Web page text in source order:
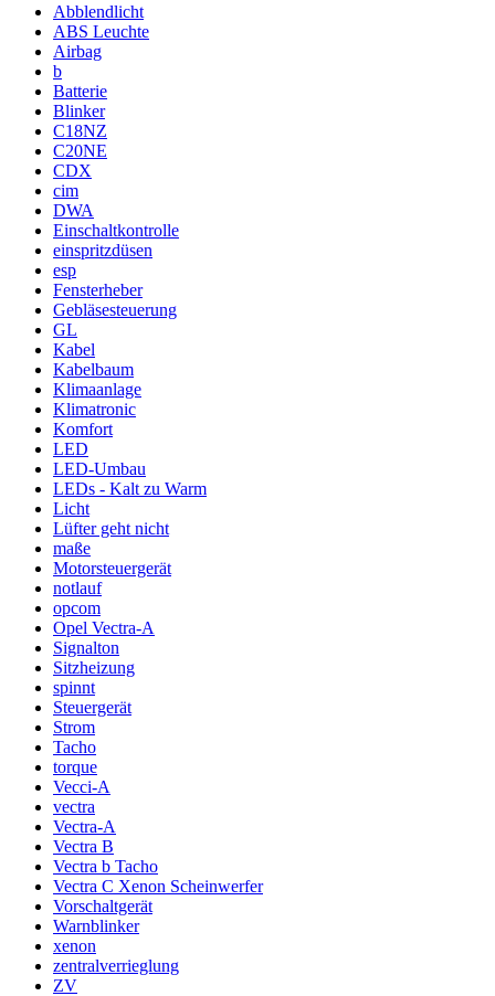
Abblendlicht
ABS Leuchte
Airbag
b
Batterie
Blinker
C18NZ
C20NE
CDX
cim
DWA
Einschaltkontrolle
einspritzdüsen
esp
Fensterheber
Gebläsesteuerung
GL
Kabel
Kabelbaum
Klimaanlage
Klimatronic
Komfort
LED
LED-Umbau
LEDs - Kalt zu Warm
Licht
Lüfter geht nicht
maße
Motorsteuergerät
notlauf
opcom
Opel Vectra-A
Signalton
Sitzheizung
spinnt
Steuergerät
Strom
Tacho
torque
Vecci-A
vectra
Vectra-A
Vectra B
Vectra b Tacho
Vectra C Xenon Scheinwerfer
Vorschaltgerät
Warnblinker
xenon
zentralverrieglung
ZV